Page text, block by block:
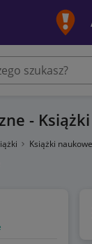
-
Książki